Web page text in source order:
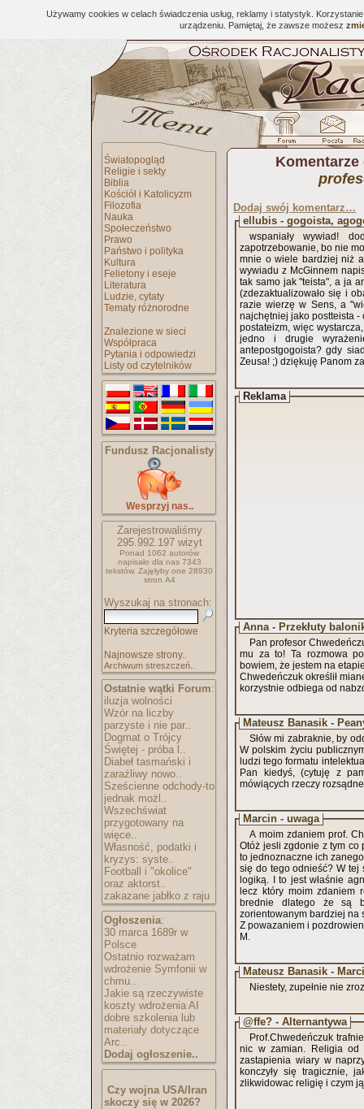
Używamy cookies w celach świadczenia usług, reklamy i statystyk.
urządzeniu. Pamiętaj, że zawsze możesz
Światopogląd
Religie i sekty
Biblia
Kościół i Katolicyzm
Filozofia
Nauka
Społeczeństwo
Prawo
Państwo i polityka
Kultura
Felietony i eseje
Literatura
Ludzie, cytaty
Tematy różnorodne
Znalezione w sieci
Współpraca
Pytania i odpowiedzi
Listy od czytelników
Fundusz Racjonalisty
Wesprzyj nas..
Zarejestrowaliśmy
295.992.197wizyt
Ponad 1062 autorów
napisało dla nas 7343
tekstów. Zajęłyby one 28930
stron A4
Wyszukaj na stronach:
Kryteria szczegółowe
Najnowsze strony..
Archiwum streszczeń..
Ostatnie wątki Forum:
iluzja wolności
Wzór na liczby
parzyste i nie par..
Dogmat o Trójcy
Świętej - próba l..
Diabeł tasmański i
zaraźliwy nowo..
Sześcienne odchody-to
jednak możl..
Wszechświat
przygotowany na
więce..
Własność, podatki i
kryzys: syste..
Football i "okolice"
oraz aktorst..
zakazane jabłko z raju
Ogłoszenia:
30 marca 1689r w
Polsce
Ostatnio rozważam
wdrożenie Symfonii w
chmu..
Jakie są rzeczywiste
koszty wdrożenia AI
dobre szkolenia lub
materiały dotyczące
Arc..
Dodaj ogłoszenie..
Czy wojna USA/Iran
skoczy się w 2026?
Dodaj swój komentarz…
ellubis - gogoista,
wspaniały wywiad!
zapotrzebowanie, bo nie
mnie o wiele bardziej niż
wywiadu z McGinnem
tak samo jak "teista", a ja
(zdezaktualizowało się i
razie wierzę w Sens, a
najchętniej jako postteista -
postateizm, więc
jedno i drugie
antepostgogoista? gdy
Zeusa! ;) dziękuję Panom
Reklama
Anna - Przekłuty
Pan profesor
mu za to! Ta rozmowa
bowiem, że jestem na
Chwedeńczuk określił
korzystnie odbiega od
Mateusz Banasik -
Słów mi zabraknie, by
W polskim życiu
ludzi tego formatu
Pan kiedyś, (cytuję z
mówiących rzeczy
Marcin - uwaga
A moim zdaniem prof.
Otóż jesli zgdonie z tym co
to jednoznaczne ich
się do tego odnieść? W tej
logiką. I to jest właśnie
lecz który moim zdaniem
brednie dlatego że są
zorientowanym bardziej na
Z powazaniem i
M.
Mateusz Banasik -
Niestety, zupełnie nie
@ffe? - Alternantywa
Prof.Chwedeńczuk
nic w zamian. Religia od
zastapienia wiary w naprzyrodzone
konczyły się tragicznie,
zlikwidowac religię i czym